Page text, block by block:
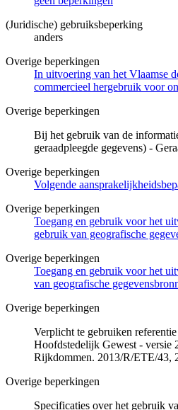
(Juridische) gebruiksbeperking
anders
Overige beperkingen
In uitvoering van het Vlaamse
commercieel hergebruik voor
Overige beperkingen
Bij het gebruik van de
geraadpleegde gegevens) -
Overige beperkingen
Volgende
Overige beperkingen
Toegang en gebruik voor het
gebruik van geografische
Overige beperkingen
Toegang en gebruik voor het
van geografische
Overige beperkingen
Verplicht te gebruiken
Hoofdstedelijk Gewest - versie
Rijkdommen. 2013/R/ETE/43,
Overige beperkingen
Specificaties over het gebruik